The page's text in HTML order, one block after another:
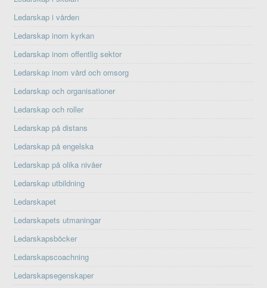
Ledarskap i vården
Ledarskap inom kyrkan
Ledarskap inom offentlig sektor
Ledarskap inom vård och omsorg
Ledarskap och organisationer
Ledarskap och roller
Ledarskap på distans
Ledarskap på engelska
Ledarskap på olika nivåer
Ledarskap utbildning
Ledarskapet
Ledarskapets utmaningar
Ledarskapsböcker
Ledarskapscoachning
Ledarskapsegenskaper